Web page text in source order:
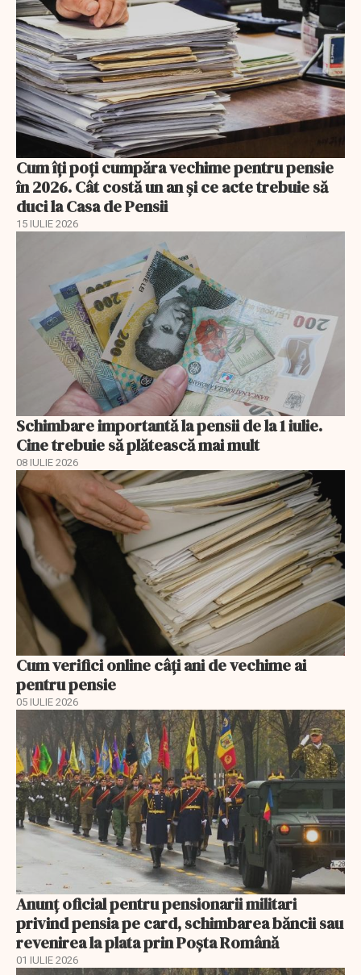
Cum îți poți cumpăra vechime pentru pensie
în 2026. Cât costă un an și ce acte trebuie să
duci la Casa de Pensii
15 IULIE 2026
Schimbare importantă la pensii de la 1 iulie.
Cine trebuie să plătească mai mult
08 IULIE 2026
Cum verifici online câți ani de vechime ai
pentru pensie
05 IULIE 2026
Anunţ oficial pentru pensionarii militari
privind pensia pe card, schimbarea băncii sau
revenirea la plata prin Poşta Română
01 IULIE 2026